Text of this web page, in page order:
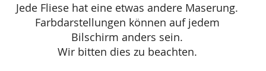
Jede Fliese hat eine etwas andere Maserung.
Farbdarstellungen können auf jedem
Bilschirm anders sein.
Wir bitten dies zu beachten.